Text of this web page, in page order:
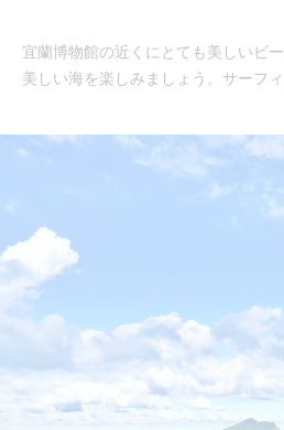
宜蘭博物館の近くにとても美しいビ
美しい海を楽しみましょう。サーフ